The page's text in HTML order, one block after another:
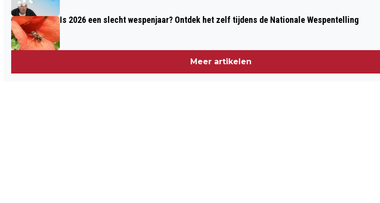
Is 2026 een slecht wespenjaar? Ontdek het zelf tijdens de Nationale Wespentelling
Meer artikelen